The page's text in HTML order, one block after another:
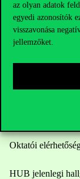
az olyan adatok
egyedi azonosítók
visszavonása
jellemzőket.
Elérhetőségek
Telefonszám:+36
Oktatói
HUB jelenlegi